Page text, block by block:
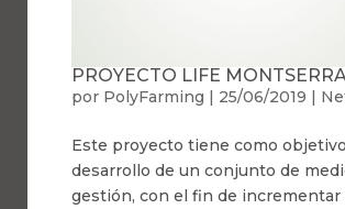
PROYECTO LIFE
por PolyFarming | 25/06/2019 |
Este proyecto tiene como
desarrollo de un conjunto de
gestión, con el fin de incrementar